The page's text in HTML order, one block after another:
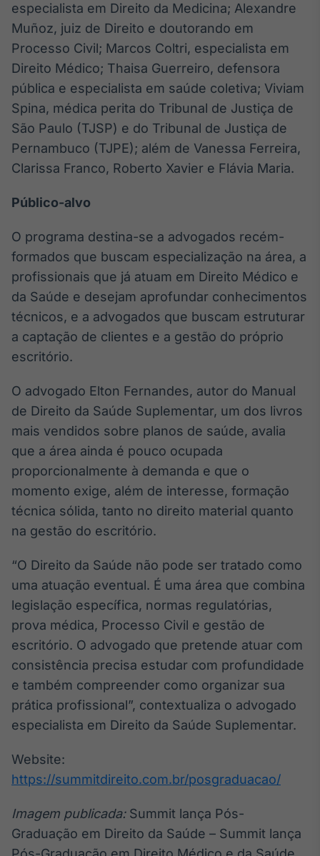
especialista em Direito da Medicina; Alexandre
Muñoz, juiz de Direito e doutorando em
Processo Civil; Marcos Coltri, especialista em
Direito Médico; Thaisa Guerreiro, defensora
pública e especialista em saúde coletiva; Viviam
Spina, médica perita do Tribunal de Justiça de
São Paulo (TJSP) e do Tribunal de Justiça de
Pernambuco (TJPE); além de Vanessa Ferreira,
Clarissa Franco, Roberto Xavier e Flávia Maria.
Público-alvo
O programa destina-se a advogados recém-
formados que buscam especialização na área, a
profissionais que já atuam em Direito Médico e
da Saúde e desejam aprofundar conhecimentos
técnicos, e a advogados que buscam estruturar
a captação de clientes e a gestão do próprio
escritório.
O advogado Elton Fernandes, autor do Manual
de Direito da Saúde Suplementar, um dos livros
mais vendidos sobre planos de saúde, avalia
que a área ainda é pouco ocupada
proporcionalmente à demanda e que o
momento exige, além de interesse, formação
técnica sólida, tanto no direito material quanto
na gestão do escritório.
“O Direito da Saúde não pode ser tratado como
uma atuação eventual. É uma área que combina
legislação específica, normas regulatórias,
prova médica, Processo Civil e gestão de
escritório. O advogado que pretende atuar com
consistência precisa estudar com profundidade
e também compreender como organizar sua
prática profissional”, contextualiza o advogado
especialista em Direito da Saúde Suplementar.
Website:
https://summitdireito.com.br/posgraduacao/
Imagem publicada:Summit lança Pós-
Graduação em Direito da Saúde – Summit lança